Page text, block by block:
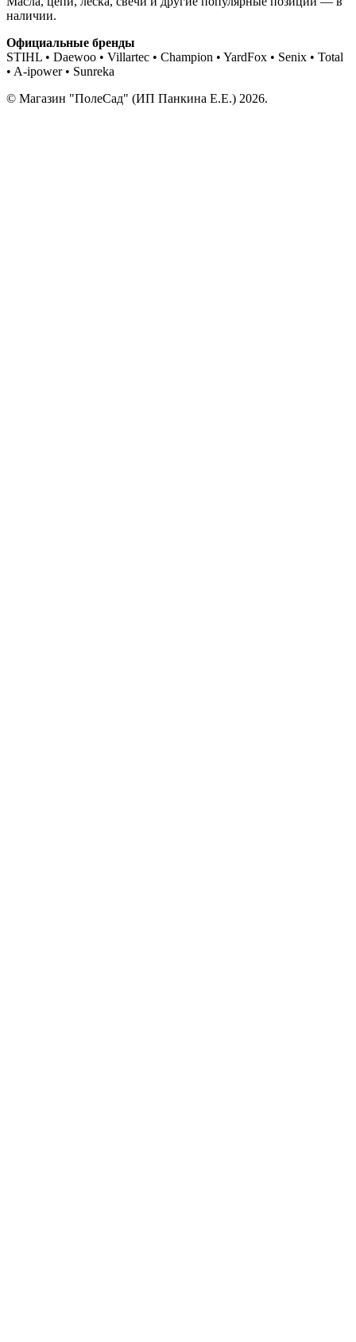
наличии.
Официальные бренды
STIHL • Daewoo • Villartec • Champion • YardFox • Senix • Total
• A-ipower • Sunreka
© Магазин "ПолеСад" (ИП Панкина Е.Е.) 2026.